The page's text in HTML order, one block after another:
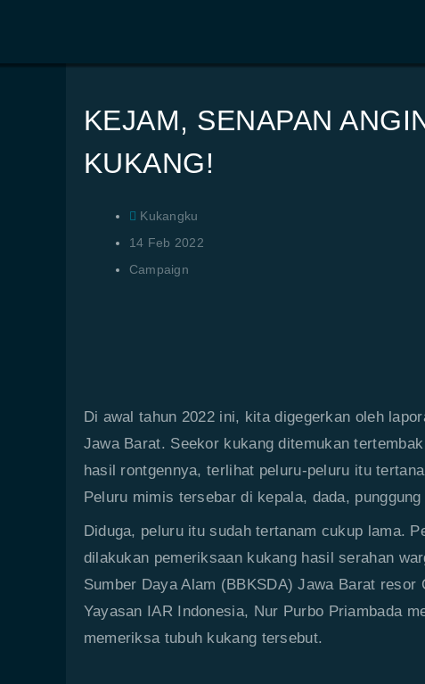
KEJAM, SENAPAN
KUKANG!
Kukangku
14 Feb 2022
Campaign
Di awal tahun 2022 ini, kita digegerkan oleh
Jawa Barat. Seekor kukang ditemukan
hasil rontgennya, terlihat peluru-peluru itu
Peluru mimis tersebar di kepala, dada,
Diduga, peluru itu sudah tertanam cukup lama.
dilakukan pemeriksaan kukang hasil serahan
Sumber Daya Alam (BBKSDA) Jawa Barat
Yayasan IAR Indonesia, Nur Purbo Priambada
memeriksa tubuh kukang tersebut.